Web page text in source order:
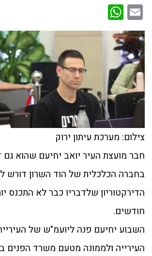
Email
צילום: מערכת עיתון ירוק
חבר מועצת העיר יואב יחיעם שהוא גם
בחברה הכלכלית של הוד השרון דורש
חודשים.
השבוע יחיעם פנה ליועמ"ש של
העירייה ולממונה מטעם משרד הפנים